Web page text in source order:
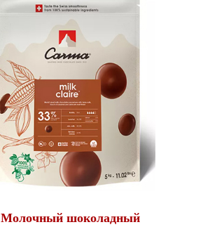
Молочный шоколадный